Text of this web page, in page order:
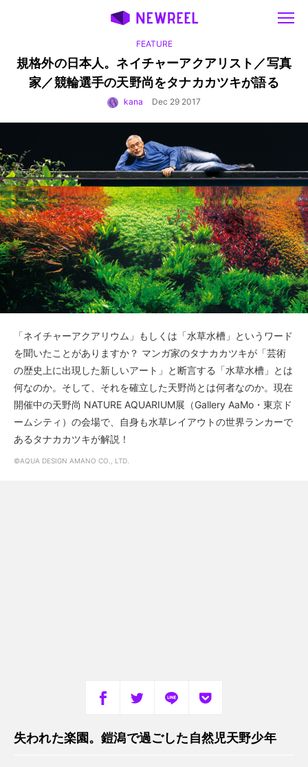
FEATURE
規格外の日本人。ネイチャーアクアリスト／写真
家／競輪選手の天野尚をタナカカツキが語る
kana Dec 29 2017
「ネイチャーアクアリウム」もしくは「水草水槽」というワード
を聞いたことがありますか？ マンガ家のタナカカツキが「芸術
の歴史上に出現した新しいアート」と断言する「水草水槽」とは
何なのか。そして、それを確立した天野尚とは何者なのか。現在
開催中の天野尚 NATURE AQUARIUM展（Gallery AaMo・東京ド
ームシティ）の会場で、自身も水草レイアウトの世界ランカーで
あるタナカカツキが解説！
©AQUA DESIGN AMANO CO., LTD.
失われた楽園。鎧潟で過ごした自然児天野少年